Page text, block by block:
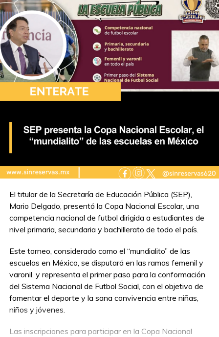
El titular de la Secretaría de Educación Pública (SEP),
Mario Delgado, presentó la Copa Nacional Escolar, una
competencia nacional de futbol dirigida a estudiantes de
nivel primaria, secundaria y bachillerato de todo el país.
Este torneo, considerado como el “mundialito” de las
escuelas en México, se disputará en las ramas femenil y
varonil, y representa el primer paso para la conformación
del Sistema Nacional de Futbol Social, con el objetivo de
fomentar el deporte y la sana convivencia entre niñas,
niños y jóvenes.
Las inscripciones para participar en la Copa Nacional